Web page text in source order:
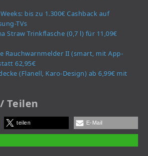
bis zu 1.300€ Cashback auf
TVs
Straw Trinkflasche (0,7 l) für 11,09€
Rauchwarnmelder II (smart, mit App-
62,95€
(Flanell, Karo-Design) ab 6,99€ mit
Teilen
teilen E-Mail